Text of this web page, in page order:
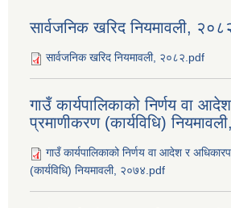
सार्वजनिक खरिद नियमावली,
सार्वजनिक खरिद नियमावली, २०८२.pdf
गाउँ कार्यपालिकाको निर्णय वा
प्रमाणीकरण (कार्यविधि)
गाउँ कार्यपालिकाको निर्णय वा आदेश र
(कार्यविधि) नियमावली, २०७४.pdf